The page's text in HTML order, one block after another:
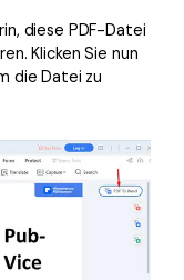
diese PDF-Datei
Klicken Sie nun
die Datei zu